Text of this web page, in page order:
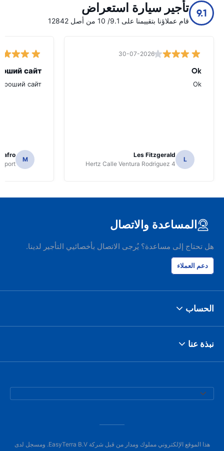
9.1 تأجير سيارة استعراض
قام عملاؤنا بتقييمنا على 9.1/ 10 من أصل 12842
30-07-2026
Ok
Ok
L
Les Fitzgerald
Hertz Calle Ventura Rodriguez 4
сайт.
сайт.
M
المساعدة والاتصال
هل تحتاج إلى مساعدة؟ يُرجى الاتصال بأخصائيي التأجير لدينا.
دعم العملاء
الحساب
نبذة عنا
هذا الموقع الإلكتروني مملوك ومدار من قبل شركة EasyTerra B.V. ومسجل لدى